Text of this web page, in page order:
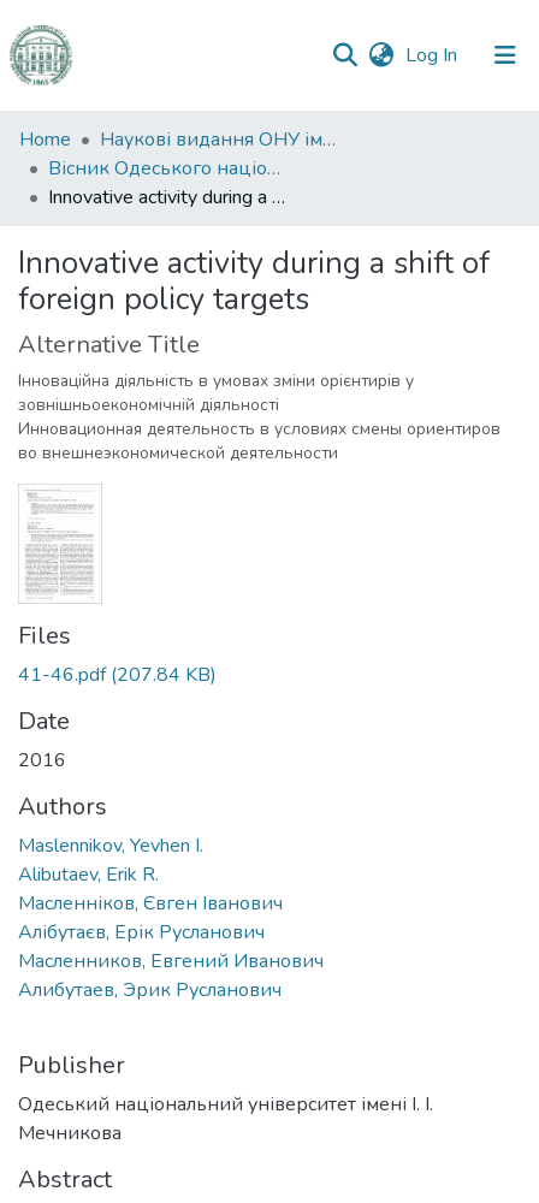
Log In (current)
Communities
&
Collections
Statistics
Home
Наукові видання ОНУ імені І. І. Мечникова
Вісник Одеського національного університету. Економіка
Innovative activity during a shift of foreign policy targets
Innovative activity during a shift of
foreign policy targets
Alternative Title
Інноваційна діяльність в умовах зміни орієнтирів у
зовнішньоекономічній діяльності
Инновационная деятельность в условиях смены ориентиров
во внешнеэкономической деятельности
Files
41-46.pdf(207.84 KB)
Date
2016
Authors
Maslennikov, Yevhen I.
Alibutaev, Erik R.
Масленніков, Євген Іванович
Алібутаєв, Ерік Русланович
Масленников, Евгений Иванович
Алибутаев, Эрик Русланович
Publisher
Одеський національний університет імені І. І.
Мечникова
Abstract